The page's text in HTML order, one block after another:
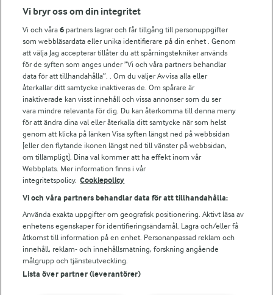
Fler Arlasajter
För ägare
Arlas kundportal
Arla.com
Falbygdens Ost
Arla webbshop
Bildbank
Följ oss
© 2026 Arla Foods
Vi bryr oss om din integritet
Vi och våra6 partners lagrar och får tillgång till personuppgifter
som webbläsardata eller unika identifierare på din enhet . Genom
att välja Jag accepterar tillåter du att spårningstekniker används
för de syften som anges under ”Vi och våra partners behandlar
data för att tillhandahålla”. . Om du väljer Avvisa alla eller
återkallar ditt samtycke inaktiveras de. Om spårare är
inaktiverade kan visst innehåll och vissa annonser som du ser
vara mindre relevanta för dig. Du kan återkomma till denna meny
för att ändra dina val eller återkalla ditt samtycke när som helst
genom att klicka på länken Visa syften längst ned på webbsidan
[eller den flytande ikonen längst ned till vänster på webbsidan,
om tillämpligt]. Dina val kommer att ha effekt inom vår
Webbplats. Mer information finns i vår
integritetspolicy. Cookiepolicy
Vi och våra partners behandlar data för att tillhandahålla:
Använda exakta uppgifter om geografisk positionering. Aktivt läsa av
enhetens egenskaper för identifieringsändamål. Lagra och/eller få
åtkomst till information på en enhet. Personanpassad reklam och
innehåll, reklam- och innehållsmätning, forskning angående
målgrupp och tjänsteutveckling.
Lista över partner (leverantörer)